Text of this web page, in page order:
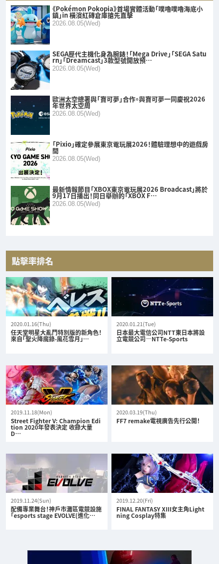
《Pokémon Pokopia》首場實體活動「噗嚕噗嚕海底小
鎮」in 橫濱紅磚倉庫搶先直擊
2026.08.05(Wed)
SEGA歷代主機化身為腕錶！「Mega Drive」「SEGA Satu
rn」「Dreamcast」3款型號開放預…
2026.08.05(Wed)
歐洲太空總署與「寶可夢」合作。與寶可夢一同慶祝2026
年世界太空周
2026.08.05(Wed)
「Pixio」確定參展東京電玩展2026！體驗理想中的遊戲房
間
2026.08.05(Wed)
最新情報節目「XBOX東京電玩展2026 Broadcast」將於
9月17日播出！同日舉辦的「XBOX F…
2026.08.05(Wed)
點擊率排名
2020.01.16(Thu)
任天堂明星大亂鬥特別版的新角色！
來自「聖火降魔錄-風花雪月」…
2020.01.21(Tue)
日本最大電信公司NTT東日本將設
立電競公司—NTTe-Sports
2019.11.18(Mon)
Street Fighter V: Champion Edi
tion 2020年發表決定 收錄大量
D…
2020.03.19(Thu)
FF7 remake電視廣告先行公開！
2019.11.24(Sun)
配備專業舞台！神戶市灘區電競設施
「esports stage EVOLVE(進化…
2019.12.20(Fri)
FINAL FANTASY XIII女主角Light
ning Cosplay特集